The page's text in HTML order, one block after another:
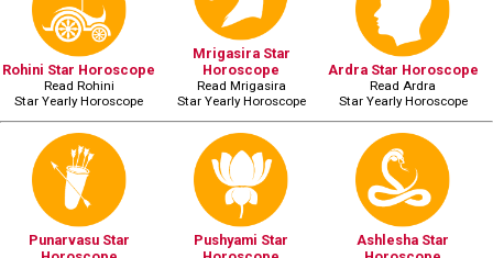
Rohini Star Horoscope
Read Rohini
Star Yearly Horoscope
Mrigasira Star
Horoscope
Read Mrigasira
Star Yearly Horoscope
Ardra Star Horoscope
Read Ardra
Star Yearly Horoscope
Punarvasu Star
Pushyami Star
Ashlesha Star